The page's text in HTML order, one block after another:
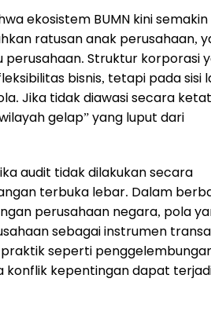
ekosistem BUMN kini semakin
ratusan anak perusahaan,
Struktur korporasi
bisnis, tetapi pada sisi
Jika tidak diawasi secara
gelap” yang luput dari
audit tidak dilakukan secara
terbuka lebar. Dalam
perusahaan negara, pola
sebagai instrumen
seperti
konflik kepentingan dapat